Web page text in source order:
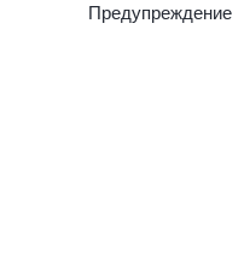
Предупреждение